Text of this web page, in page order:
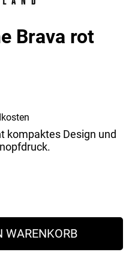
Brava rot
kompaktes Design und
WARENKORB